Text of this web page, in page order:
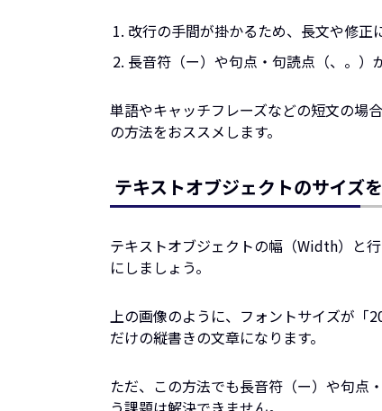
改行の手間が掛かるため、長文や修正
長音符（ー）や句点・句読点（、。
単語やキャッチフレーズなどの短文の場
の方法をおススメします。
テキストオブジェクトのサイズ
テキストオブジェクトの幅（Width）と
にしましょう。
上の画像のように、フォントサイズが
だけの縦書きの文章になります。
ただ、この方法でも長音符（ー）や句点